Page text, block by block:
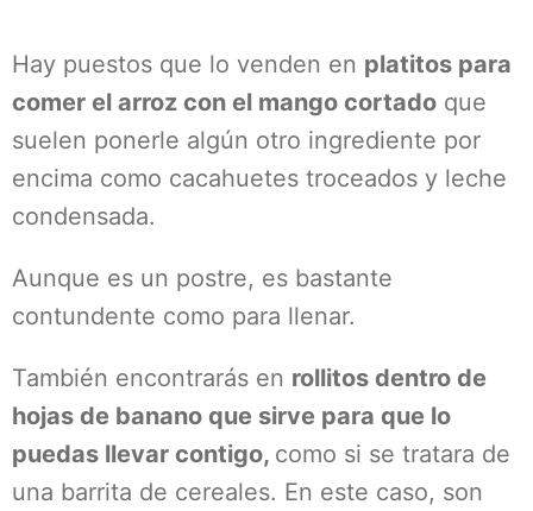
Hay puestos que lo venden en platitos para
comer el arroz con el mango cortado que
suelen ponerle algún otro ingrediente por
encima como cacahuetes troceados y leche
condensada.
Aunque es un postre, es bastante
contundente como para llenar.
También encontrarás en rollitos dentro de
hojas de banano que sirve para que lo
puedas llevar contigo, como si se tratara de
una barrita de cereales. En este caso, son